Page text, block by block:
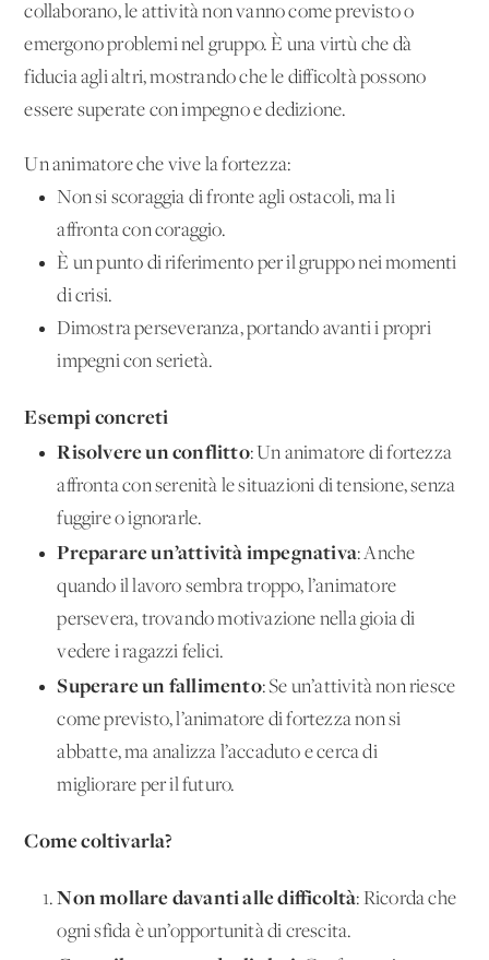
collaborano, le attività non vanno come previsto o
emergono problemi nel gruppo. È una virtù che dà
fiducia agli altri, mostrando che le difficoltà possono
essere superate con impegno e dedizione.
Un animatore che vive la fortezza:
Non si scoraggia di fronte agli ostacoli, ma li
affronta con coraggio.
È un punto di riferimento per il gruppo nei momenti
di crisi.
Dimostra perseveranza, portando avanti i propri
impegni con serietà.
Esempi concreti
Risolvere un conflitto: Un animatore di fortezza
affronta con serenità le situazioni di tensione, senza
fuggire o ignorarle.
Preparare un’attività impegnativa: Anche
quando il lavoro sembra troppo, l’animatore
persevera, trovando motivazione nella gioia di
vedere i ragazzi felici.
Superare un fallimento: Se un’attività non riesce
come previsto, l’animatore di fortezza non si
abbatte, ma analizza l’accaduto e cerca di
migliorare per il futuro.
Come coltivarla?
Non mollare davanti alle difficoltà: Ricorda che
ogni sfida è un’opportunità di crescita.